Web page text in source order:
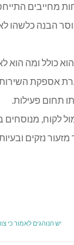
מחייבים
הבנה כלשהו לא
כולל ומה הוא
אספקת השירות/
תחום פעילות.
לקוח, מנוסחים
נזקים
יש הנוהגים לאמור כי